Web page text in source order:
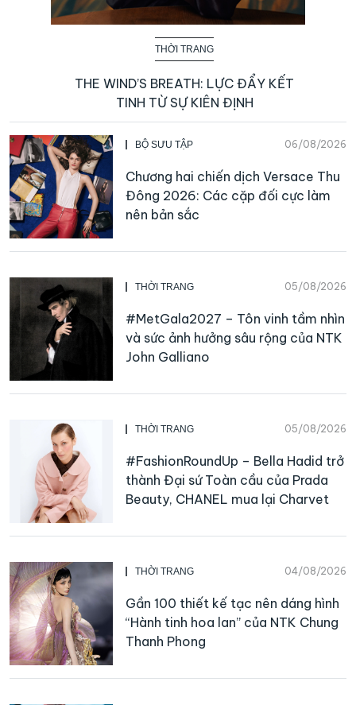
THỜI TRANG
THE WIND’S BREATH: LỰC ĐẨY KẾT
TINH TỪ SỰ KIÊN ĐỊNH
BỘ SƯU TẬP 06/08/2026
Chương hai chiến dịch Versace Thu
Đông 2026: Các cặp đối cực làm
nên bản sắc
THỜI TRANG 05/08/2026
#MetGala2027 – Tôn vinh tầm nhìn
và sức ảnh hưởng sâu rộng của NTK
John Galliano
THỜI TRANG 05/08/2026
#FashionRoundUp – Bella Hadid trở
thành Đại sứ Toàn cầu của Prada
Beauty, CHANEL mua lại Charvet
THỜI TRANG 04/08/2026
Gần 100 thiết kế tạc nên dáng hình
“Hành tinh hoa lan” của NTK Chung
Thanh Phong